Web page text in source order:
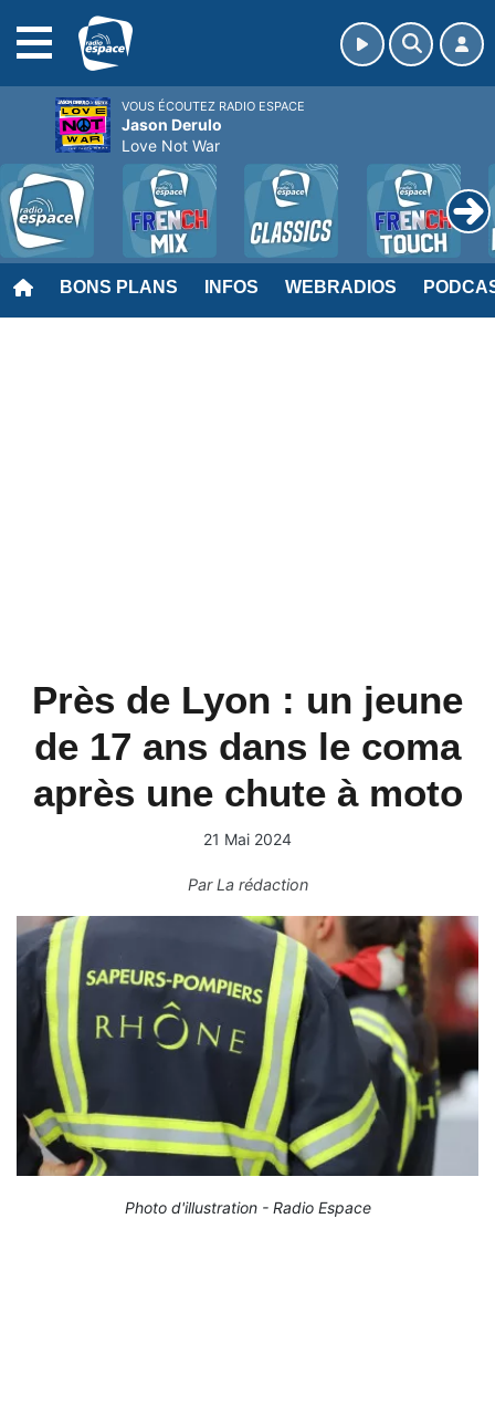
BONS PLANS INFOS WEBRADIOS
Près de Lyon : un jeune
de 17 ans dans le coma
après une chute à moto
21 Mai 2024
ParLa rédaction
Photo d'illustration - Radio Espace
VOUS ÉCOUTEZ RADIO ESPACE
Jason Derulo
Love Not War